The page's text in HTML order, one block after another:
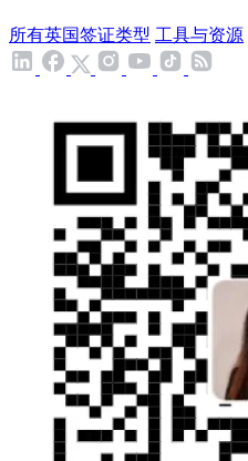
所有英国签证类型 工具与资源